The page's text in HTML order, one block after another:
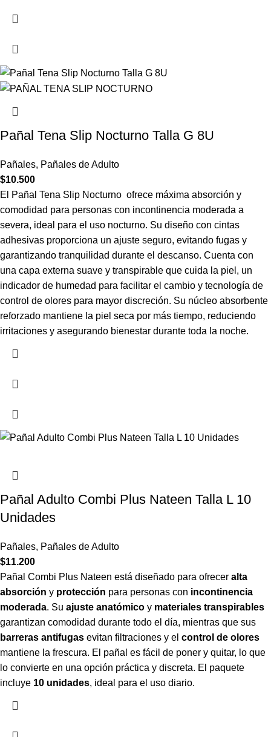
Pañal Tena Slip Nocturno Talla G 8U
Pañales, Pañales de Adulto
$10.500
El Pañal Tena Slip Nocturno ofrece máxima absorción y
comodidad para personas con incontinencia moderada a
severa, ideal para el uso nocturno. Su diseño con cintas
adhesivas proporciona un ajuste seguro, evitando fugas y
garantizando tranquilidad durante el descanso. Cuenta con
una capa externa suave y transpirable que cuida la piel, un
indicador de humedad para facilitar el cambio y tecnología de
control de olores para mayor discreción. Su núcleo absorbente
reforzado mantiene la piel seca por más tiempo, reduciendo
irritaciones y asegurando bienestar durante toda la noche.
Pañal Adulto Combi Plus Nateen Talla L 10
Unidades
Pañales, Pañales de Adulto
$11.200
Pañal Combi Plus Nateen está diseñado para ofrecer alta
absorción y protección para personas con incontinencia
moderada. Su ajuste anatómico y materiales transpirables
garantizan comodidad durante todo el día, mientras que sus
barreras antifugas evitan filtraciones y el control de olores
mantiene la frescura. El pañal es fácil de poner y quitar, lo que
lo convierte en una opción práctica y discreta. El paquete
incluye 10 unidades, ideal para el uso diario.